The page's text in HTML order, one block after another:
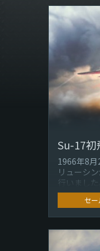
Su-17初
1966年8
リューシ
行いまし
空機でした
セー